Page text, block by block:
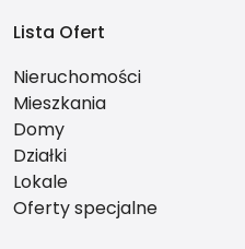
Lista Ofert
Nieruchomości
Mieszkania
Domy
Działki
Lokale
Oferty specjalne